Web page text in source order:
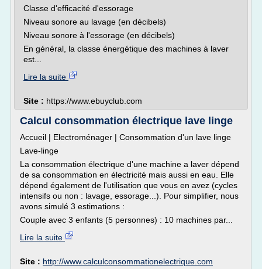
Classe d'efficacité d'essorage
Niveau sonore au lavage (en décibels)
Niveau sonore à l'essorage (en décibels)
En général, la classe énergétique des machines à laver
est...
Lire la suite
Site : https://www.ebuyclub.com
Calcul consommation électrique lave linge
Accueil | Electroménager | Consommation d'un lave linge
Lave-linge
La consommation électrique d'une machine a laver dépend
de sa consommation en électricité mais aussi en eau. Elle
dépend également de l'utilisation que vous en avez (cycles
intensifs ou non : lavage, essorage...). Pour simplifier, nous
avons simulé 3 estimations :
Couple avec 3 enfants (5 personnes) : 10 machines par...
Lire la suite
Site : http://www.calculconsommationelectrique.com